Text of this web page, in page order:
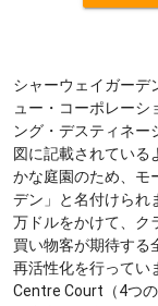
シャーウェイガーデ
ュー・コーポレーシ
ング・デスティネー
図に記載されている
かな庭園のため、モ
デン」と名付けられ
万ドルをかけて、ク
買い物客が期待する
再活性化を行ってい
Centre Court（4つ